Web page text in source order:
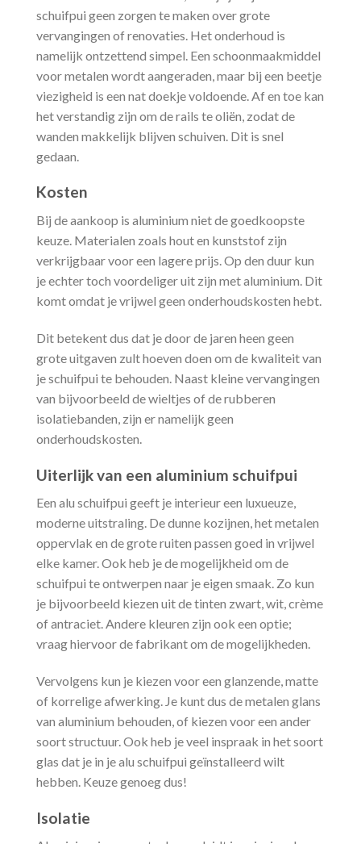
schuifpui geen zorgen te maken over grote
vervangingen of renovaties. Het onderhoud is
namelijk ontzettend simpel. Een schoonmaakmiddel
voor metalen wordt aangeraden, maar bij een beetje
viezigheid is een nat doekje voldoende. Af en toe kan
het verstandig zijn om de rails te oliën, zodat de
wanden makkelijk blijven schuiven. Dit is snel
gedaan.
Kosten
Bij de aankoop is aluminium niet de goedkoopste
keuze. Materialen zoals hout en kunststof zijn
verkrijgbaar voor een lagere prijs. Op den duur kun
je echter toch voordeliger uit zijn met aluminium. Dit
komt omdat je vrijwel geen onderhoudskosten hebt.
Dit betekent dus dat je door de jaren heen geen
grote uitgaven zult hoeven doen om de kwaliteit van
je schuifpui te behouden. Naast kleine vervangingen
van bijvoorbeeld de wieltjes of de rubberen
isolatiebanden, zijn er namelijk geen
onderhoudskosten.
Uiterlijk van een aluminium schuifpui
Een alu schuifpui geeft je interieur een luxueuze,
moderne uitstraling. De dunne kozijnen, het metalen
oppervlak en de grote ruiten passen goed in vrijwel
elke kamer. Ook heb je de mogelijkheid om de
schuifpui te ontwerpen naar je eigen smaak. Zo kun
je bijvoorbeeld kiezen uit de tinten zwart, wit, crème
of antraciet. Andere kleuren zijn ook een optie;
vraag hiervoor de fabrikant om de mogelijkheden.
Vervolgens kun je kiezen voor een glanzende, matte
of korrelige afwerking. Je kunt dus de metalen glans
van aluminium behouden, of kiezen voor een ander
soort structuur. Ook heb je veel inspraak in het soort
glas dat je in je alu schuifpui geïnstalleerd wilt
hebben. Keuze genoeg dus!
Isolatie